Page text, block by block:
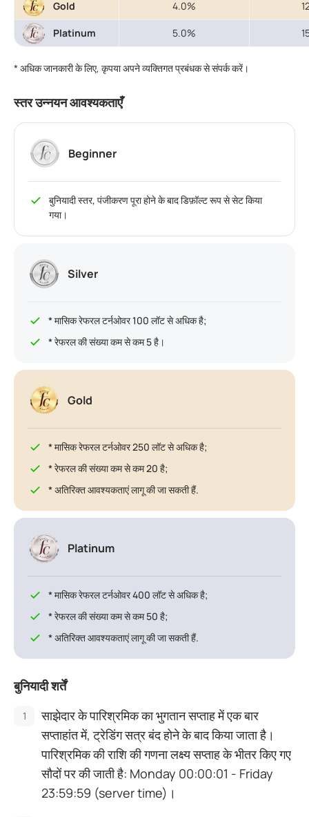
Gold 4.0%
Platinum 5.0%
* अधिक जानकारी के लिए, कृपया अपने व्यक्तिगत प्रबंधक से संपर्क करें।
स्तर उन्नयन आवश्यकताएँ
Beginner
बुनियादी स्तर, पंजीकरण पूरा होने के बाद डिफ़ॉल्ट रूप से सेट किया
गया।
Silver
* मासिक रेफरल टर्नओवर 100 लॉट से अधिक है;
* रेफरल की संख्या कम से कम 5 है।
Gold
* मासिक रेफरल टर्नओवर 250 लॉट से अधिक है;
* रेफरल की संख्या कम से कम 20 है;
* अतिरिक्त आवश्यकताएं लागू की जा सकती हैं.
Platinum
* मासिक रेफरल टर्नओवर 400 लॉट से अधिक है;
* रेफरल की संख्या कम से कम 50 है;
* अतिरिक्त आवश्यकताएं लागू की जा सकती हैं.
बुनियादी शर्तें
साझेदार के पारिश्रमिक का भुगतान सप्ताह में एक बार
सप्ताहांत में, ट्रेडिंग सत्र बंद होने के बाद किया जाता है।
पारिश्रमिक की राशि की गणना लक्ष्य सप्ताह के भीतर किए गए
सौदों पर की जाती है: Monday 00:00:01 - Friday
23:59:59 (server time)।